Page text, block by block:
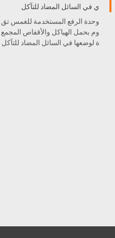
ي في السائل المضاد للتآكل
وحدة الرفع المستخدمة للغمس تق
وم بحمل الهياكل والأقفاص المجمع
ة لوضعها في السائل المضاد للتآكل